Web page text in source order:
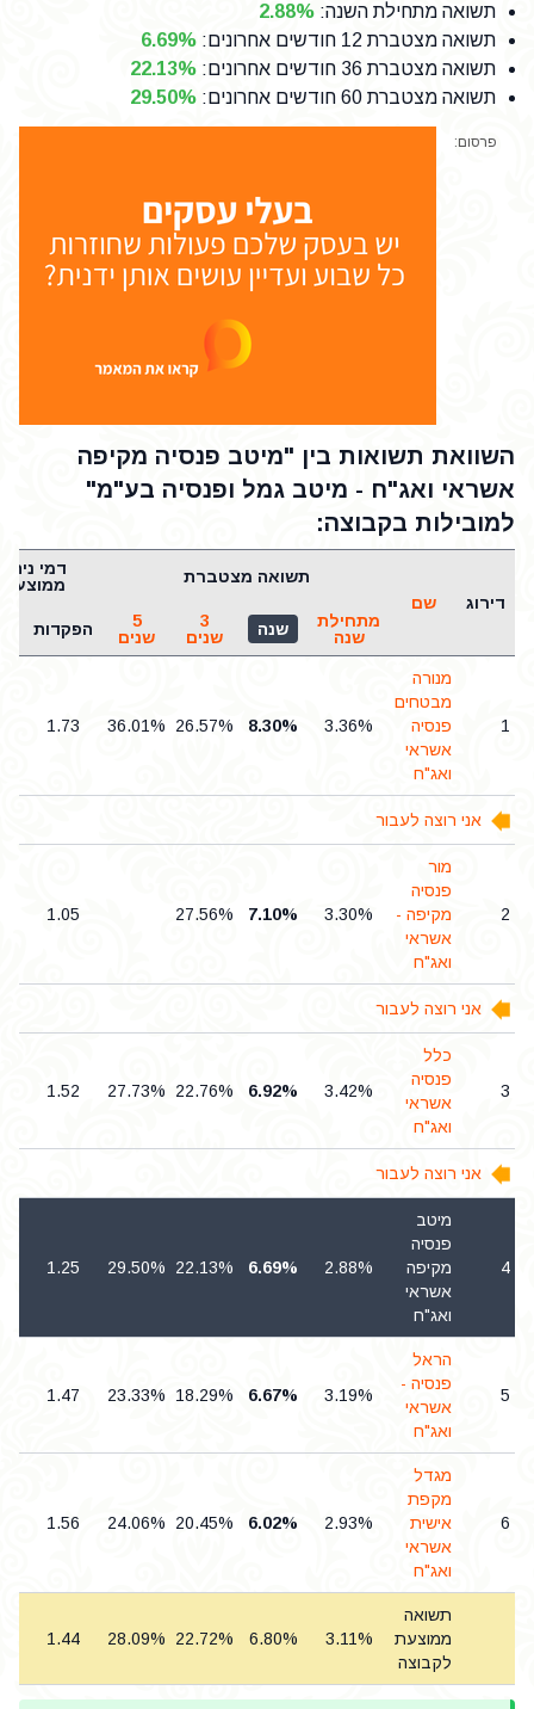
תשואה מתחילת השנה:
2.88%
תשואה מצטברת 12 חודשים אחרונים
:
6.69%
תשואה מצטברת 36 חודשים אחרונים
:
22.13%
תשואה מצטברת 60 חודשים אחרונים
:
29.50%
פרסום:
השוואת תשואות בין "מיטב פנסיה מקיפה
אשראי ואג"ח - מיטב גמל ופנסיה בע"מ"
למובילות בקבוצה:
דירוג שם
תשואה מצטברת
דמי
מתחילת
שנה
שנה
3
שנים
5
שנים
הפקדות
1
מנורה
מבטחים
פנסיה
אשראי
ואג"ח
3.36%
8.30%
26.57%
36.01%
1.73
אני רוצה לעבור
2
מור
פנסיה
מקיפה -
אשראי
ואג"ח
3.30%
7.10%
27.56%
1.05
אני רוצה לעבור
3
כלל
פנסיה
אשראי
ואג"ח
3.42%
6.92%
22.76%
27.73%
1.52
אני רוצה לעבור
4
מיטב
פנסיה
מקיפה
אשראי
ואג"ח
2.88%
6.69%
22.13%
29.50%
1.25
5
הראל
פנסיה -
אשראי
ואג"ח
3.19%
6.67%
18.29%
23.33%
1.47
6
מגדל
מקפת
אישית
אשראי
ואג"ח
2.93%
6.02%
20.45%
24.06%
1.56
תשואה
ממוצעת
לקבוצה
3.11%
6.80%
22.72%
28.09%
1.44